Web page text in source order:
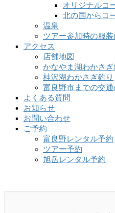
オリジナルコ
北の国からコ
温泉
ツアー参加時の服装
アクセス
店舗地図
かなやま湖わかさぎ
桂沢湖わかさぎ釣り
富良野市までの交
よくある質問
お知らせ
お問い合わせ
ご予約
富良野レンタル予約
ツアー予約
旭岳レンタル予約